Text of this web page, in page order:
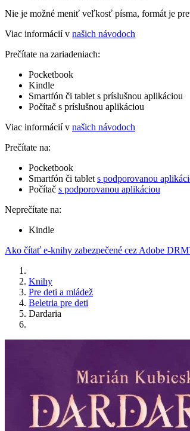
Nie je možné meniť veľkosť písma, formát je
Viac informácií v našich návodoch
Prečítate na zariadeniach:
Pocketbook
Kindle
Smartfón či tablet s príslušnou aplikáciou
Počítač s príslušnou aplikáciou
Viac informácií v našich návodoch
Prečítate na:
Pocketbook
Smartfón či tablet s podporovanou
Počítač s podporovanou aplikáciou
Neprečítate na:
Kindle
Ako čítať e-knihy zabezpečené cez Adobe
Knihy
Pre deti a mládež
Beletria pre deti
Dardaria